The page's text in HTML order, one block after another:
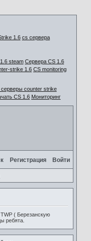
cs сервера
steam Сервера CS 1.6
strike 1.6 CS monitoring
CS 1.6 Мониторинг
Регистрация Войти
( Березанскую
ребята.